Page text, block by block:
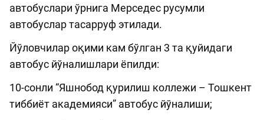
автобуслари ўрнига Мерседес русумли
автобуслар тасарруф этилади.
Йўловчилар оқими кам бўлган 3 та қуйидаги
автобус йўналишлари ёпилди:
10-сонли “Яшнобод қурилиш коллежи – Тошкент
тиббиёт академияси” автобус йўналиши;